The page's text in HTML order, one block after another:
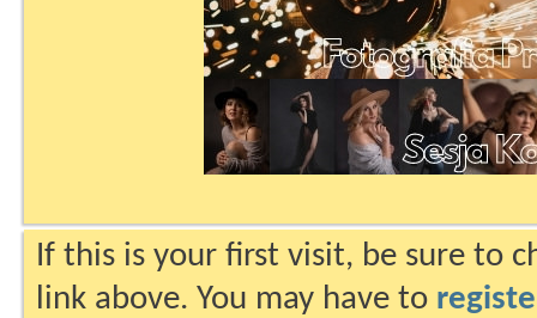
If this is your first visit, be sure to
link above. You may have to